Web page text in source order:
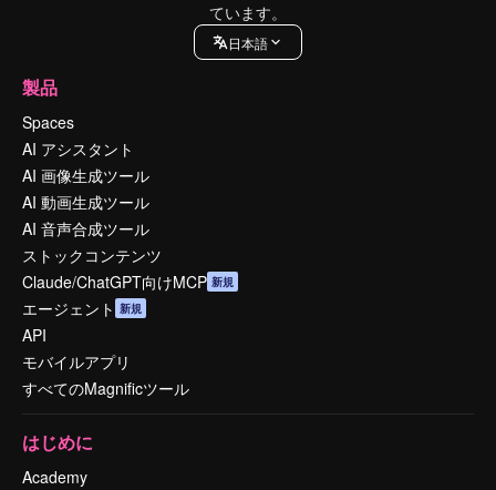
ています。
日本語
製品
Spaces
AI アシスタント
AI 画像生成ツール
AI 動画生成ツール
AI 音声合成ツール
ストックコンテンツ
Claude/ChatGPT向けMCP 新規
エージェント 新規
API
モバイルアプリ
すべてのMagnificツール
はじめに
Academy